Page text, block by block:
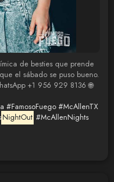
de besties que prende
el sábado se puso bueno.
+1 956 929 8136 🌐
#FamosoFuego #McAllenTX
NightOut #McAllenNights